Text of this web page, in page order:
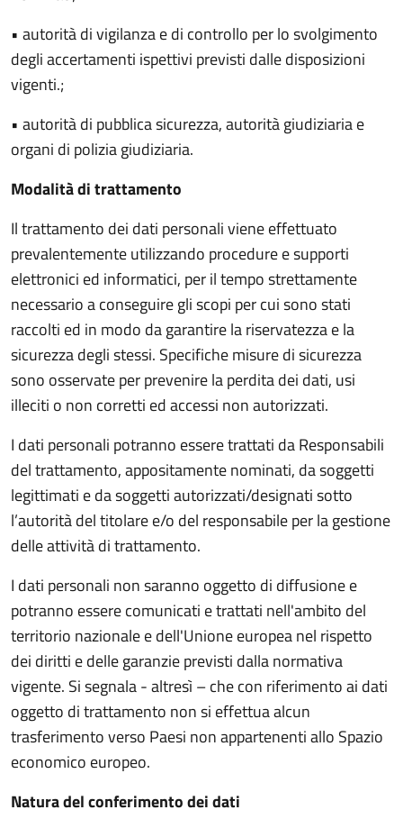
• autorità di vigilanza e di controllo per lo svolgimento
degli accertamenti ispettivi previsti dalle disposizioni
vigenti.;
• autorità di pubblica sicurezza, autorità giudiziaria e
organi di polizia giudiziaria.
Modalità di trattamento
Il trattamento dei dati personali viene effettuato
prevalentemente utilizzando procedure e supporti
elettronici ed informatici, per il tempo strettamente
necessario a conseguire gli scopi per cui sono stati
raccolti ed in modo da garantire la riservatezza e la
sicurezza degli stessi. Specifiche misure di sicurezza
sono osservate per prevenire la perdita dei dati, usi
illeciti o non corretti ed accessi non autorizzati.
I dati personali potranno essere trattati da Responsabili
del trattamento, appositamente nominati, da soggetti
legittimati e da soggetti autorizzati/designati sotto
l’autorità del titolare e/o del responsabile per la gestione
delle attività di trattamento.
I dati personali non saranno oggetto di diffusione e
potranno essere comunicati e trattati nell'ambito del
territorio nazionale e dell'Unione europea nel rispetto
dei diritti e delle garanzie previsti dalla normativa
vigente. Si segnala - altresì – che con riferimento ai dati
oggetto di trattamento non si effettua alcun
trasferimento verso Paesi non appartenenti allo Spazio
economico europeo.
Natura del conferimento dei dati